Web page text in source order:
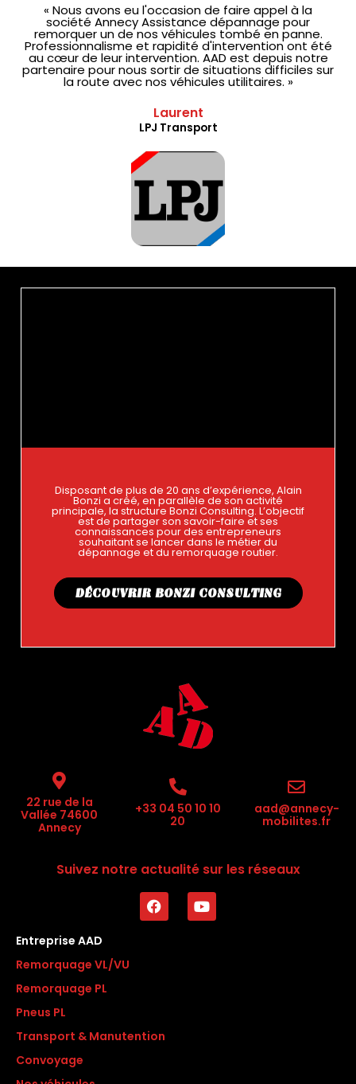
« Nous avons eu l'occasion de faire appel à la
société Annecy Assistance dépannage pour
remorquer un de nos véhicules tombé en panne.
Professionnalisme et rapidité d'intervention ont été
au cœur de leur intervention. AAD est depuis notre
partenaire pour nous sortir de situations difficiles sur
la route avec nos véhicules utilitaires. »
Laurent
LPJ Transport
Disposant de plus de 20 ans d’expérience, Alain
Bonzi a créé, en parallèle de son activité
principale, la structure Bonzi Consulting. L’objectif
est de partager son savoir-faire et ses
connaissances pour des entrepreneurs
souhaitant se lancer dans le métier du
dépannage et du remorquage routier.
DÉCOUVRIR BONZI CONSULTING
22 rue de la
Vallée 74600
Annecy
+33 04 50 10 10
20
aad@annecy-
mobilites.fr
Suivez notre actualité sur les réseaux
Entreprise AAD
Remorquage VL/VU
Remorquage PL
Pneus PL
Transport & Manutention
Convoyage